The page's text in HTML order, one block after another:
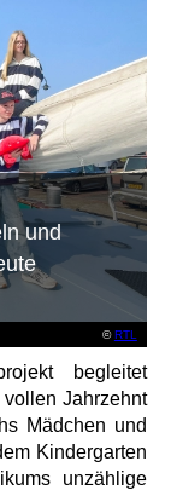
©RTL
und
begleitet
Jahrzehnt
Mädchen und
Kindergarten
unzählige